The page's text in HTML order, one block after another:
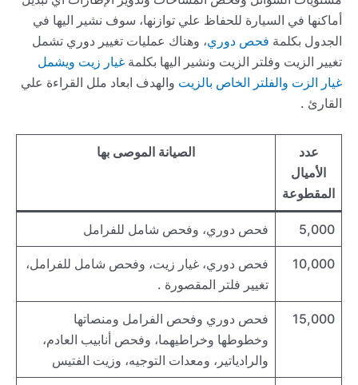
أماكنها في السيارة للحفاظ علي توازنها، سوف نشير اليها في
الجدول بكلمة فحص دوري، وهناك عمليات تغيير دوري تشمل
تغيير الزيت وفلتر الزيت ونشير اليها بكلمة غيار زيت ويشمل
غيار الزت والفلتر الخاص بالزيت والهدف ابعاد ملل القراءة علي
القارئ .
عدد
الأميال
المقطوعة
الصيانة الموصى بها
5,000 فحص دوري، وفحص شامل للفرامل
10,000
فحص دوري، غيار زيت، وفحص شامل للفرامل،
تغيير فلتر المقصورة .
15,000
فحص دوري وفحص الفرامل ومنصاتها
وخطوطها وخراطيهما، وفحص أنابيب العادم،
والرادياتير، ومعدات التوجيه، وزيت الفتيس